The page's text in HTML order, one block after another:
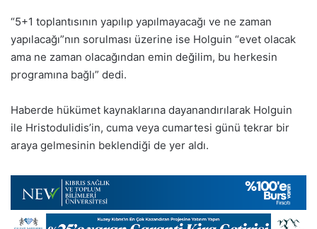
“5+1 toplantısının yapılıp yapılmayacağı ve ne zaman
yapılacağı”nın sorulması üzerine ise Holguin “evet olacak
ama ne zaman olacağından emin değilim, bu herkesin
programına bağlı” dedi.
Haberde hükümet kaynaklarına dayanandırılarak Holguin
ile Hristodulidis’in, cuma veya cumartesi günü tekrar bir
araya gelmesinin beklendiği de yer aldı.